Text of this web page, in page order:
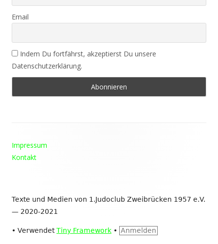
Email
Indem Du fortfährst, akzeptierst Du unsere
Datenschutzerklärung.
Inhalt
Impressum
Kontakt
Texte und Medien von 1.Judoclub Zweibrücken 1957 e.V.
— 2020-2021
• VerwendetTiny Framework • Anmelden